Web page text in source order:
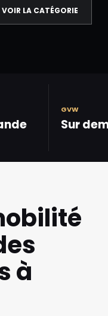
VOIR LA CATÉGORIE
GVW
Sur
à